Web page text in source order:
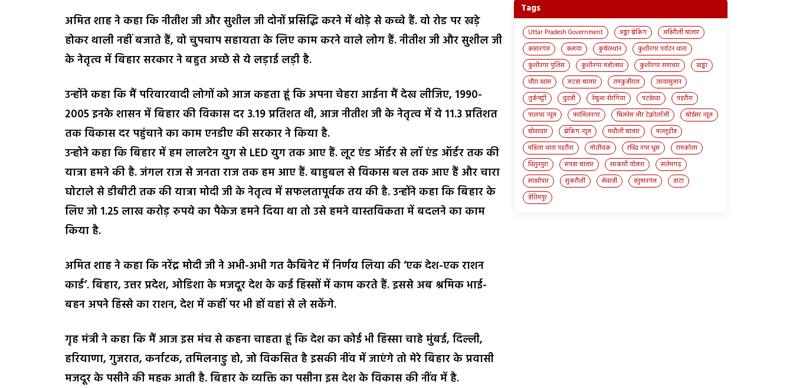
अमित शाह ने कहा कि नीतीश जी और सुशील जी दोनों प्रसिद्धि करने में थोड़े से कच्चे हैं. वो रोड पर खड़े
होकर थाली नहीं बजाते हैं, वो चुपचाप सहायता के लिए काम करने वाले लोग हैं. नीतीश जी और सुशील जी
के नेतृत्व में बिहार सरकार ने बहुत अच्छे से ये लड़ाई लड़ी है.
उन्होंने कहा कि मैं परिवारवादी लोगों को आज कहता हूं कि अपना चेहरा आईना मैं देख लीजिए, 1990-
2005 इनके शासन में बिहार की विकास दर 3.19 प्रतिशत थी, आज नीतीश जी के नेतृत्व में ये 11.3 प्रतिशत
तक विकास दर पहुंचाने का काम एनडीए की सरकार ने किया है.
उन्होने कहा कि बिहार में हम लालटेन युग से LED युग तक आए हैं. लूट एंड ऑर्डर से लॉ एंड ऑर्डर तक की
यात्रा हमने की है. जंगल राज से जनता राज तक हम आए हैं. बाहुबल से विकास बल तक आए हैं और चारा
घोटाले से डीबीटी तक की यात्रा मोदी जी के नेतृत्व में सफलतापूर्वक तय की है. उन्होंने कहा कि बिहार के
लिए जो 1.25 लाख करोड़ रुपये का पैकेज हमने दिया था तो उसे हमने वास्तविकता में बदलने का काम
किया है.
अमित शाह ने कहा कि नरेंद्र मोदी जी ने अभी-अभी गत कैबिनेट में निर्णय लिया की ‘एक देश-एक राशन
कार्ड’. बिहार, उत्तर प्रदेश, ओडिशा के मजदूर देश के कई हिस्सों में काम करते हैं. इससे अब श्रमिक भाई-
बहन अपने हिस्से का राशन, देश में कहीं पर भी हों वहां से ले सकेंगे.
गृह मंत्री ने कहा कि मैं आज इस मंच से कहना चाहता हूं कि देश का कोई भी हिस्सा चाहे मुंबई, दिल्ली,
हरियाणा, गुजरात, कर्नाटक, तमिलनाडु हो, जो विकसित है इसकी नींव में जाएंगे तो मेरे बिहार के प्रवासी
मजदूर के पसीने की महक आती है. बिहार के व्यक्ति का पसीना इस देश के विकास की नींव में है.
Tags
Uttar Pradesh Government अड्डा ब्रेकिंग
अहिरौली बाजार
कप्तानगंज
कसया कुबेरस्थान
कुशीनगर पर्यटन थाना
कुशीनगर पुलिस
कुशीनगर महोत्सव कुशीनगर समाचार
खड्डा
चौरा खास
जटहा बाजार तमकुहीराज
तरयासुजान
तुर्कपट्टी
दुदही नेबुआ नोरंगिया पटहेरवा
पड़रौना
पालघर न्यूज़
फाजिलनगर बिज़नेस और टेक्नोलॉजी
बोईसर न्यूज़
बोदरवार
ब्रेकिंग न्यूज़ मथौली बाजार
मल्लूडीह
महिला थाना पड़रौना
मोतीचक रविंद्र नगर धुस
रामकोला
विशुनपुरा
सपहा बाजार सरकारी योजना
सलेमगढ़
साखोपार
सुकरौली सेवरही हनुमानगंज
हाटा
हेतिमपुर